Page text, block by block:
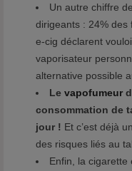
Un autre chiffre
dirigeants : 24% des
e-cig déclarent
vaporisateur
alternative possible
Le vapofumeur
consommation de
jour ! Et c’est déjà
des risques liés au
Enfin, la cigarette